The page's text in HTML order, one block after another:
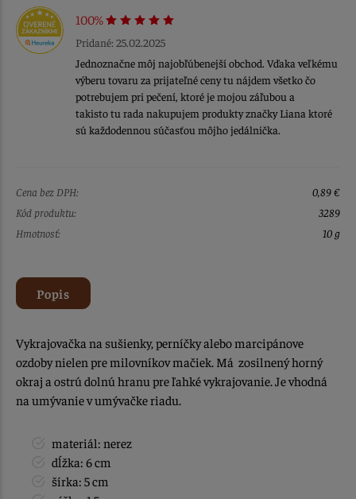
100%
Pridané: 25.02.2025
Jednoznačne môj najobľúbenejší obchod. Vďaka veľkému
výberu tovaru za prijateľné ceny tu nájdem všetko čo
potrebujem pri pečení, ktoré je mojou záľubou a
takisto tu rada nakupujem produkty značky Liana ktoré
sú každodennou súčasťou môjho jedálnička.
Cena bez DPH:
0,89 €
Kód produktu:
3289
Hmotnosť:
10 g
Popis
Vykrajovačka na sušienky, perníčky alebo marcipánove
ozdoby nielen pre milovníkov mačiek. Má zosilnený horný
okraj a ostrú dolnú hranu pre ľahké vykrajovanie. Je vhodná
na umývanie v umývačke riadu.
materiál: nerez
dĺžka: 6 cm
šírka: 5 cm